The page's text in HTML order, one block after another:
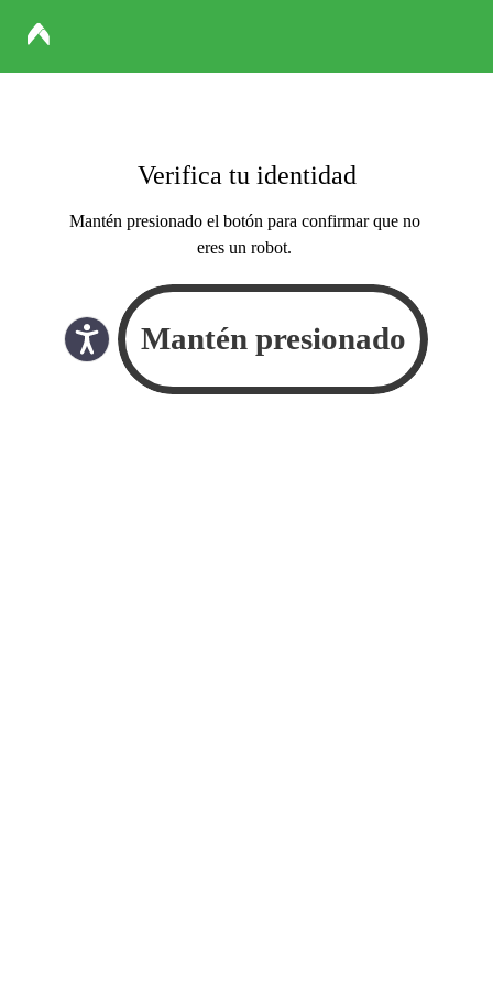
Verifica tu identidad
Mantén presionado el botón para confirmar que no
eres un robot.